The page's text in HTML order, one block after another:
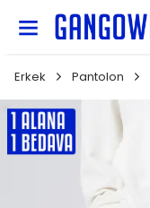
Erkek Pantolon